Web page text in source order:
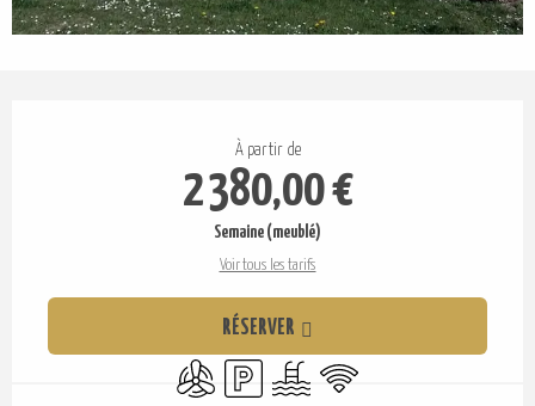
Ouverture et coordonnées
À partir de
2 380,00 €
Semaine (meublé)
Voir tous les tarifs
RÉSERVER
Air conditionné
Parking Piscine WiFi